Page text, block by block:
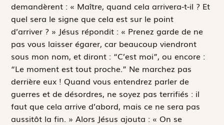
demandèrent : « Maître, quand cela arrivera-t-il ? Et
quel sera le signe que cela est sur le point
d’arriver ? » Jésus répondit : « Prenez garde de ne
pas vous laisser égarer, car beaucoup viendront
sous mon nom, et diront : “C’est moi”, ou encore :
“Le moment est tout proche.” Ne marchez pas
derrière eux ! Quand vous entendrez parler de
guerres et de désordres, ne soyez pas terrifiés : il
faut que cela arrive d’abord, mais ce ne sera pas
aussitôt la fin. » Alors Jésus ajouta : « On se